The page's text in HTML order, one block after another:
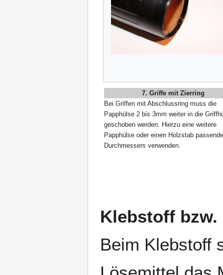
7. Griffe mit Zierring
Bei Griffen mit Abschlussring muss die
Papphülse 2 bis 3mm weiter in die
geschoben werden. Hierzu eine weitere
Papphülse oder einen Holzstab
Durchmessers verwenden.
Klebstoff bzw.
Beim Klebstoff